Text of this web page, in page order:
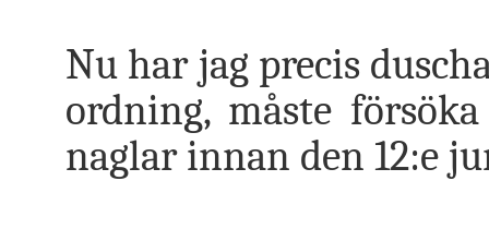
Nu har jag precis
ordning, måste
naglar innan den 12:e